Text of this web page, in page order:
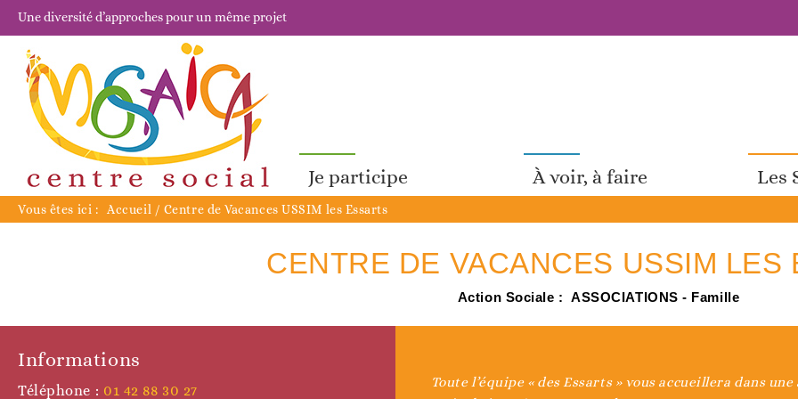
Une diversité d’approches pour un même projet
Je participe À voir, à faire Les
Vous êtes ici : Accueil / Centre de Vacances USSIM les Essarts
CENTRE DE VACANCES USSIM LES
Action Sociale : ASSOCIATIONS - Famille
Informations
Téléphone : 01 42 88 30 27
Toute l’équipe « des Essarts » vous accueillera dans